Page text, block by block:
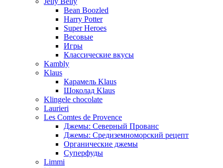
Bean Boozled
Harry Potter
Super Heroes
Весовые
Игры
Классические вкусы
Kambly
Klaus
Карамель Klaus
Шоколад Klaus
Klingele chocolate
Laurieri
Les Comtes de Provence
Джемы: Северный Прованс
Джемы: Средиземноморский рецепт
Органические джемы
Суперфуды
Limmi